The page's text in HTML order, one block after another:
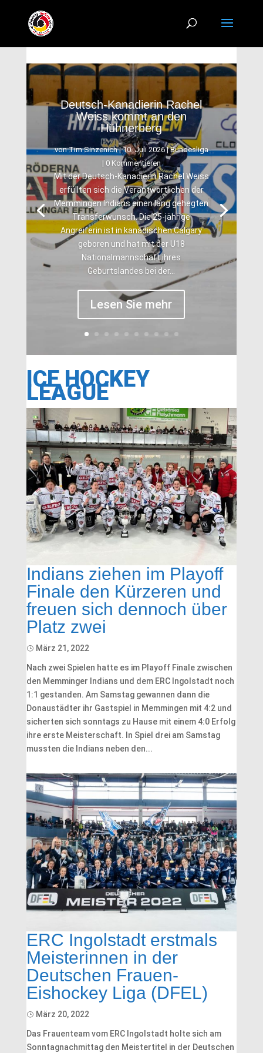
Deutsch-Kanadierin Rachel
Weiss kommt an den
Hühnerberg
vonTim Sinzenich|10. Juli 2026|Bundesliga
| 0 Kommentieren
Mit der Deutsch-Kanadierin Rachel Weiss
erfüllten sich die Verantwortlichen der
Memmingen Indians einen lang gehegten
Transferwunsch. Die 25-jährige
Angreiferin ist in kanadischen Calgary
geboren und hat mit der U18
Nationalmannschaft ihres
Geburtslandes bei der...
Lesen Sie mehr
ICE HOCKEY
LEAGUE
Indians ziehen im Playoff
Finale den Kürzeren und
freuen sich dennoch über
Platz zwei
März 21, 2022
Nach zwei Spielen hatte es im Playoff Finale zwischen
den Memminger Indians und dem ERC Ingolstadt noch
1:1 gestanden. Am Samstag gewannen dann die
Donaustädter ihr Gastspiel in Memmingen mit 4:2 und
sicherten sich sonntags zu Hause mit einem 4:0 Erfolg
ihre erste Meisterschaft. In Spiel drei am Samstag
mussten die Indians neben den...
ERC Ingolstadt erstmals
Meisterinnen in der
Deutschen Frauen-
Eishockey Liga (DFEL)
März 20, 2022
Das Frauenteam vom ERC Ingolstadt holte sich am
Sonntagnachmittag den Meistertitel in der Deutschen